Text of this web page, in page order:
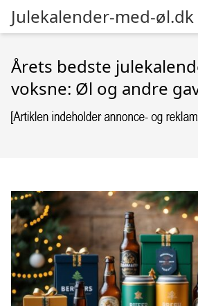
Julekalender-med-øl.dk
Årets bedste
voksne: Øl og andre